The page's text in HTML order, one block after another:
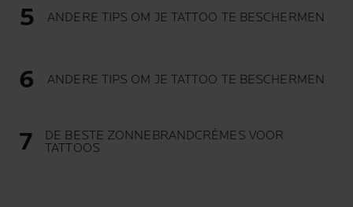
ANDERE TIPS OM JE TATTOO TE BESCHERMEN
ANDERE TIPS OM JE TATTOO TE BESCHERMEN
DE BESTE ZONNEBRANDCRÈMES VOOR
TATTOOS